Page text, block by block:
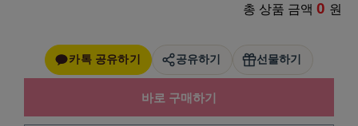
총 상품 금액 0 원
카톡 공유하기 공유하기 선물하기
바로 구매하기